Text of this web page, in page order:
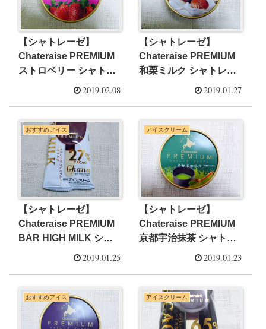
【シャトレーゼ】
Chateraise PREMIUM
ストロベリー シャトレ
ーゼプレミアム【専門
2019.02.08
【シャトレーゼ】
Chateraise PREMIUM
和栗ミルク シャトレー
ゼプレミアム【専門店
2019.01.27
おすすめアイス
【シャトレーゼ】
Chateraise PREMIUM
BAR HIGH MILK シャ
トレーゼプレミアムバ
ス レビュー】
2019.01.25
アイスクリーム
【シャトレーゼ】
Chateraise PREMIUM
京都宇治抹茶 シャトレ
ーゼプレミアム【専門
2019.01.23
おすすめアイス アイスクリーム